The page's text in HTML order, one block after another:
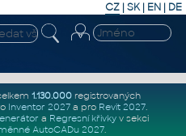
CZ | SK| EN | DE
1.130.000registrovaných
Inventor 2027a pro Revit 2027.
a Regresní křivkyv sekci
AutoCADu 2027.